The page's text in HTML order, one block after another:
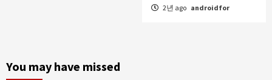
2년 ago androidfor
You may have missed